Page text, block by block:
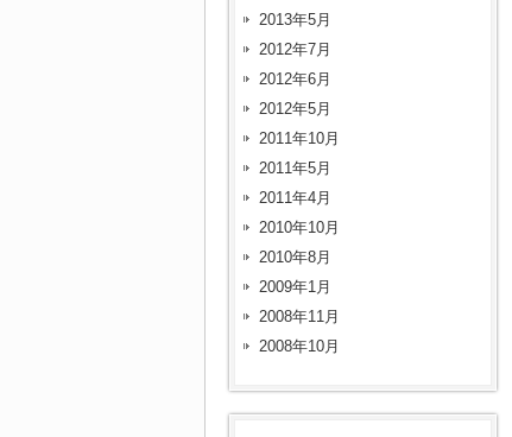
2013年5月
2012年7月
2012年6月
2012年5月
2011年10月
2011年5月
2011年4月
2010年10月
2010年8月
2009年1月
2008年11月
2008年10月